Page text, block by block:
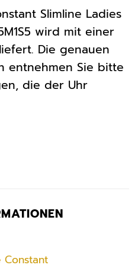
Slimline Ladies
wird mit einer
Die genauen
entnehmen Sie bitte
die der Uhr
Constant